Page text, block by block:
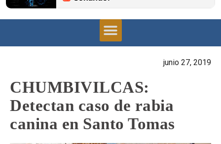
junio 27, 2019
CHUMBIVILCAS:
Detectan caso de rabia
canina en Santo Tomas